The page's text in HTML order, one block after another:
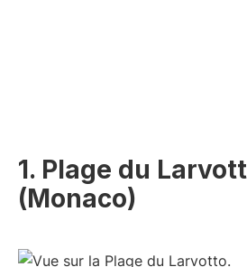
1. Plage du
(Monaco)